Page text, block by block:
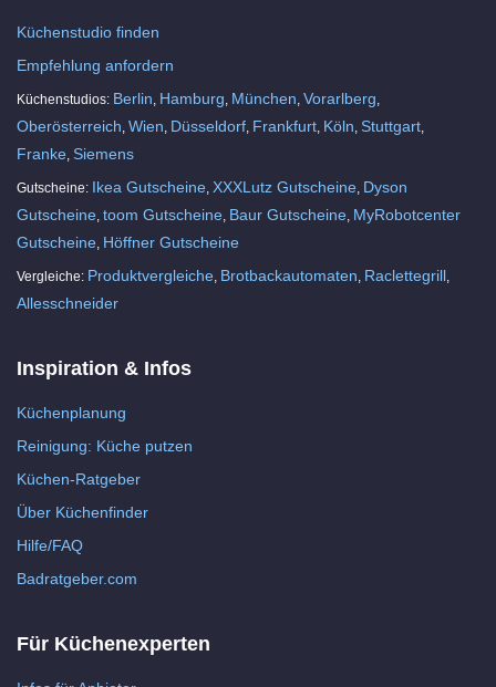
Küchenstudio finden
Empfehlung anfordern
Küchenstudios: Berlin Hamburg München Vorarlberg
Oberösterreich Wien Düsseldorf Frankfurt Köln Stuttgart
Franke Siemens
Gutscheine: Ikea Gutscheine XXXLutz Gutscheine Dyson
Gutscheine toom Gutscheine Baur Gutscheine MyRobotcenter
Gutscheine Höffner Gutscheine
Vergleiche: Produktvergleiche Brotbackautomaten Raclettegrill
Allesschneider
Inspiration & Infos
Küchenplanung
Reinigung: Küche putzen
Küchen-Ratgeber
Über Küchenfinder
Hilfe/FAQ
Badratgeber.com
Für Küchenexperten